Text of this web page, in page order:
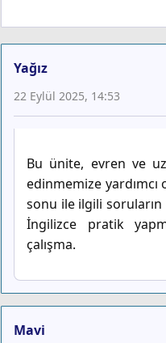
Yağız
22 Eylül 2025, 14:53
Bu ünite, evren ve
edinmemize
sonu ile ilgili soruların
İngilizce pratik
çalışma.
Mavi